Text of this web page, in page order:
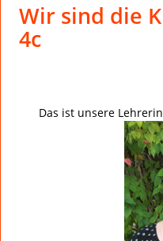
Wir sind die
4c
Das ist unsere